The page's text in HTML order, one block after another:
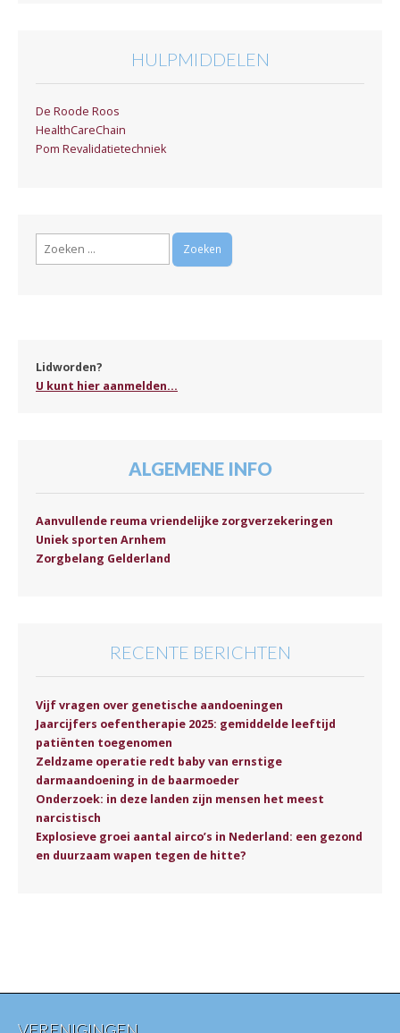
HULPMIDDELEN
De Roode Roos
HealthCareChain
Pom Revalidatietechniek
Zoeken
Lidworden?
U kunt hier aanmelden...
ALGEMENE INFO
Aanvullende reuma vriendelijke zorgverzekeringen
Uniek sporten Arnhem
Zorgbelang Gelderland
RECENTE BERICHTEN
Vijf vragen over genetische aandoeningen
Jaarcijfers oefentherapie 2025: gemiddelde leeftijd
patiënten toegenomen
Zeldzame operatie redt baby van ernstige
darmaandoening in de baarmoeder
Onderzoek: in deze landen zijn mensen het meest
narcistisch
Explosieve groei aantal airco’s in Nederland: een gezond
en duurzaam wapen tegen de hitte?